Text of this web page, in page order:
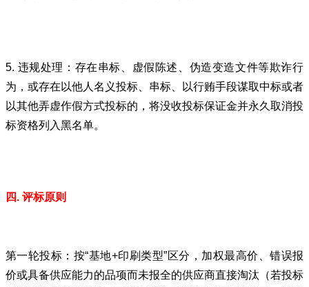
5. 违规处理：存在串标、虚假陈述、伪造变造文件等欺诈行
为，或存在以他人名义投标、串标、以行贿手段谋取中标或者
以其他弄虚作假方式投标的，将没收投标保证金并永久取消投
标资格列入黑名单。
四. 评标原则
第一轮投标：按“基地+印刷类型”区分，加权最高价、错误报
价或具备供应能力的品项而未报全的供应商直接淘汰（若投标